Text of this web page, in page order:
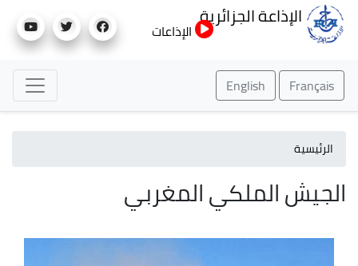
إلى
الإذاعة الجزائرية
الإذاعات
Français
English
الرئيسية
الجيش الملكي المغربي